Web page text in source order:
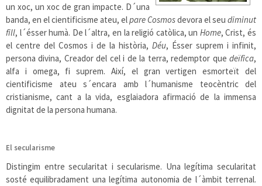
un xoc, un xoc de gran impacte. D´una
banda, en el cientificisme ateu, elpare Cosmosdevora el seu diminut
fill, l´ésser humà. De l´altra, en la religió catòlica, un Home, Crist, és
el centre del Cosmos i de la història, Déu, Ésser suprem i infinit,
persona divina, Creador del cel i de la terra, redemptor que deïfica,
alfa i omega, fi suprem. Així, el gran vertigen esmorteït del
cientificisme ateu s´encara amb l´humanisme teocèntric del
cristianisme, cant a la vida, esglaiadora afirmació de la immensa
dignitat de la persona humana.
El secularisme
Distingim entre secularitat i secularisme. Una legítima secularitat
sosté equilibradament una legítima autonomia de l´àmbit terrenal.